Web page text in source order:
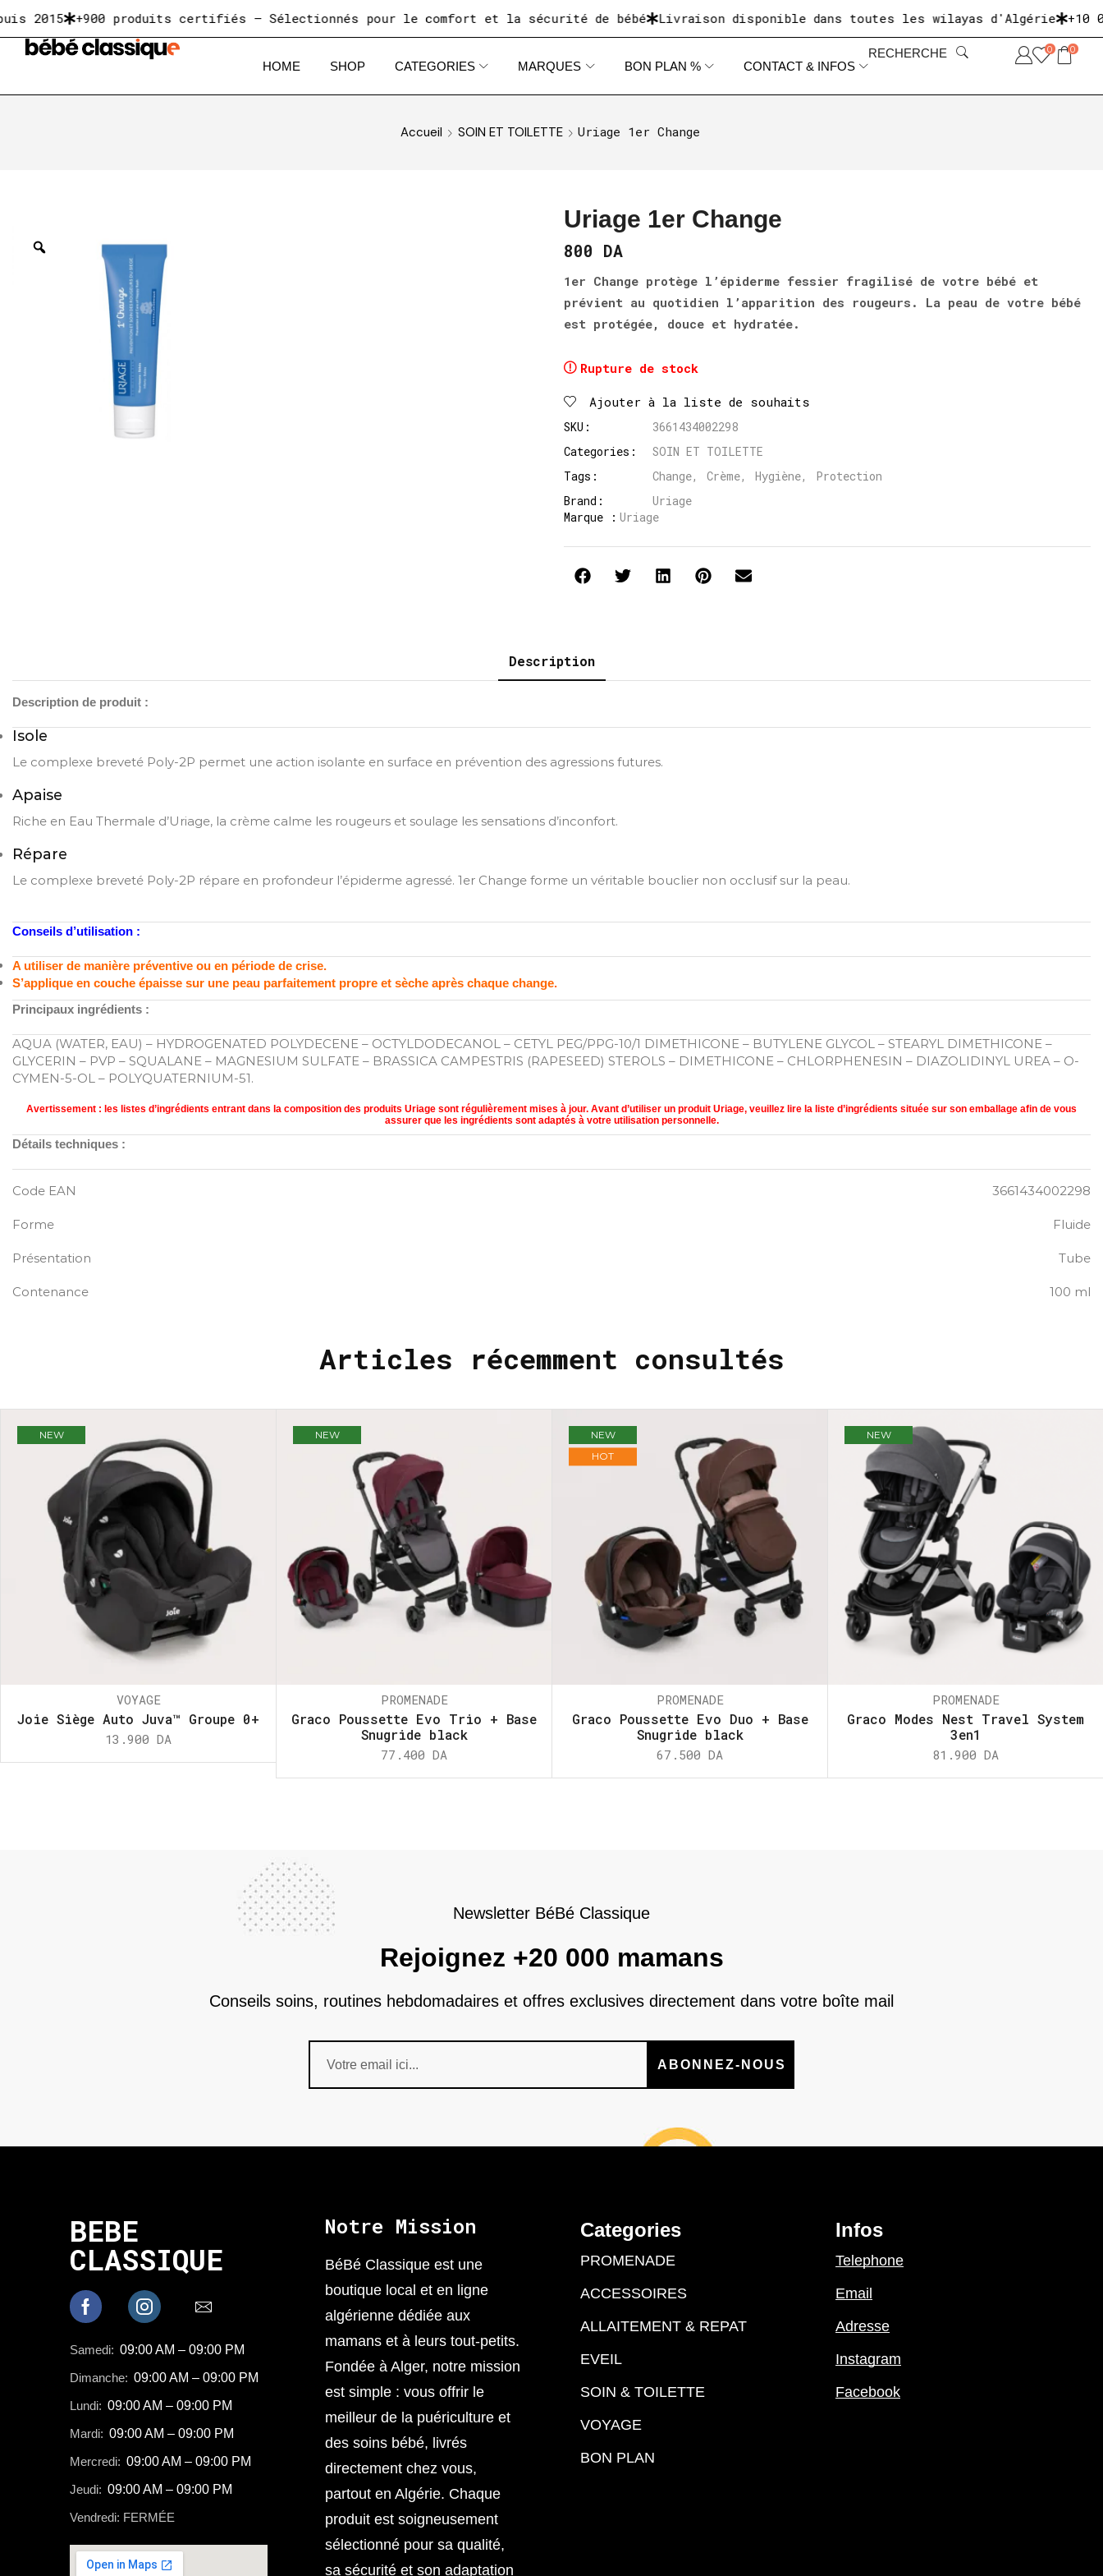
+900 produits certifiés — Sélectionnés pour le comfort et la sécurité de bébé Livraison disponible dans toutes les wilayas d'Algérie +10 000
HOME SHOP CATEGORIES MARQUES BON PLAN % CONTACT & INFOS
RECHERCHE 0 0
Accueil SOIN ET TOILETTE Uriage 1er Change
Uriage 1er Change
800 DA
1er Change protège l’épiderme fessier fragilisé de votre bébé et
prévient au quotidien l’apparition des rougeurs. La peau de votre bébé
est protégée, douce et hydratée.
Rupture de stock
Ajouter à la liste de souhaits
SKU:
3661434002298
Categories:
SOIN ET TOILETTE
Tags:
Change, Crème, Hygiène,
Protection
Brand:
Uriage
Marque : Uriage
Description
Description de produit :
Isole
Le complexe breveté Poly-2P permet une action isolante en surface en prévention des agressions futures.
Apaise
Riche en Eau Thermale d’Uriage, la crème calme les rougeurs et soulage les sensations d’inconfort.
Répare
Le complexe breveté Poly-2P répare en profondeur l’épiderme agressé. 1er Change forme un véritable bouclier non occlusif sur la peau.
Conseils d’utilisation :
A utiliser de manière préventive ou en période de crise.
S’applique en couche épaisse sur une peau parfaitement propre et sèche après chaque change.
Principaux ingrédients :
AQUA (WATER, EAU) – HYDROGENATED POLYDECENE – OCTYLDODECANOL – CETYL PEG/PPG-10/1 DIMETHICONE – BUTYLENE GLYCOL – STEARYL DIMETHICONE –
GLYCERIN – PVP – SQUALANE – MAGNESIUM SULFATE – BRASSICA CAMPESTRIS (RAPESEED) STEROLS – DIMETHICONE – CHLORPHENESIN – DIAZOLIDINYL UREA – O-
CYMEN-5-OL – POLYQUATERNIUM-51.
Avertissement : les listes d’ingrédients entrant dans la composition des produits Uriage sont régulièrement mises à jour. Avant d’utiliser un produit Uriage, veuillez lire la liste d’ingrédients située sur son emballage afin de vous
assurer que les ingrédients sont adaptés à votre utilisation personnelle.
Détails techniques :
Code EAN 3661434002298
Forme Fluide
Présentation Tube
Contenance 100 ml
Articles récemment consultés
NEW
VOYAGE
Joie Siège Auto Juva™ Groupe 0+
13.900 DA
NEW
PROMENADE
Graco Poussette Evo Trio + Base
Snugride black
77.400 DA
NEW
HOT
PROMENADE
Graco Poussette Evo Duo + Base
Snugride black
67.500 DA
NEW
PROMENADE
Graco Modes Nest Travel System
3en1
81.900 DA
Newsletter BéBé Classique
Rejoignez +20 000 mamans
Conseils soins, routines hebdomadaires et offres exclusives directement dans votre boîte mail
ABONNEZ-NOUS
BEBE
CLASSIQUE
Samedi: 09:00 AM – 09:00 PM
Dimanche: 09:00 AM – 09:00 PM
Lundi: 09:00 AM – 09:00 PM
Mardi: 09:00 AM – 09:00 PM
Mercredi: 09:00 AM – 09:00 PM
Jeudi: 09:00 AM – 09:00 PM
Vendredi: FERMÉE
Notre Mission
BéBé Classique est une
boutique local et en ligne
algérienne dédiée aux
mamans et à leurs tout-petits.
Fondée à Alger, notre mission
est simple : vous offrir le
meilleur de la puériculture et
des soins bébé, livrés
directement chez vous,
partout en Algérie. Chaque
produit est soigneusement
sélectionné pour sa qualité,
sa sécurité et son adaptation
Categories
PROMENADE
ACCESSOIRES
ALLAITEMENT & REPAT
EVEIL
SOIN & TOILETTE
VOYAGE
BON PLAN
Infos
Telephone
Email
Adresse
Instagram
Facebook